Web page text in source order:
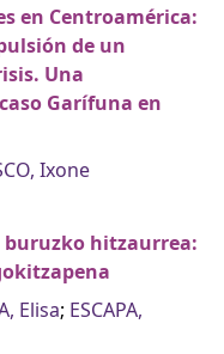
en Centroamérica:
de un
Una
Garífuna en
Ixone
hitzaurrea:
Elisa; ESCAPA,